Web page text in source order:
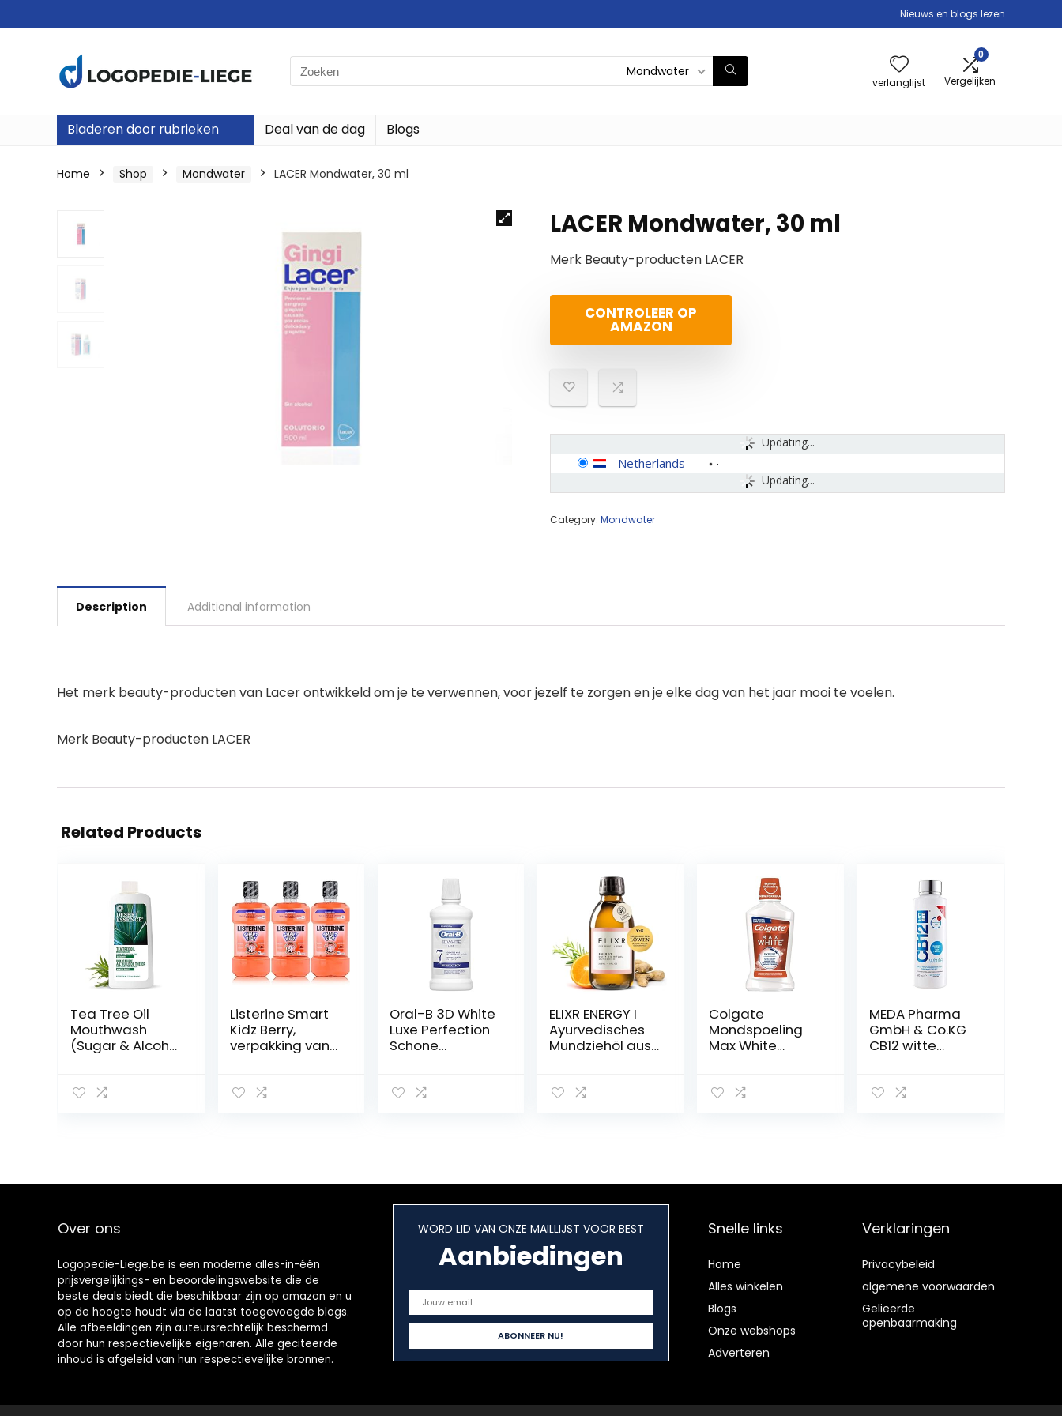
Nieuws en blogs lezen
Search
for:
Mondwater
verlanglijst
0
Vergelijken
Bladeren door rubrieken Deal van de dag Blogs
Home Shop Mondwater LACER Mondwater, 30 ml
LACER Mondwater, 30 ml
Merk Beauty-producten LACER
CONTROLEER OP
AMAZON
Updating...
Updating...
Netherlands -
Category: Mondwater
Description Additional information
Het merk beauty-producten van Lacer ontwikkeld om je te verwennen, voor jezelf te zorgen en je elke dag van het jaar mooi te voelen.
Merk Beauty-producten LACER
Related Products
Tea Tree Oil
Mouthwash
(Sugar & Alcohol
Listerine Smart
Kidz Berry,
verpakking van
Oral-B 3D White
Luxe Perfection
Schone
Alcoholvrij, 500
ELIXR ENERGY I
Ayurvedisches
Mundziehöl aus
Orangenöl |
Colgate
Mondspoeling
Max White
zichtbaar
MEDA Pharma
GmbH & Co.KG
CB12 witte
Over ons
Logopedie-Liege.be is een moderne alles-in-één
prijsvergelijkings- en beoordelingswebsite die de
beste deals biedt die beschikbaar zijn op amazon en u
op de hoogte houdt via de laatst toegevoegde blogs.
Alle afbeeldingen zijn auteursrechtelijk beschermd
door hun respectievelijke eigenaren. Alle geciteerde
inhoud is afgeleid van hun respectievelijke bronnen.
WORD LID VAN ONZE MAILLIJST VOOR BEST
Aanbiedingen
Snelle links
Home
Alles winkelen
Blogs
Onze webshops
Adverteren
Verklaringen
Privacybeleid
algemene voorwaarden
Gelieerde
openbaarmaking